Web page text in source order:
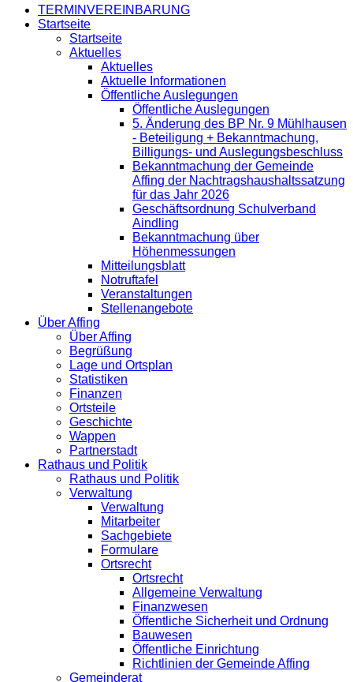
TERMINVEREINBARUNG
Startseite
Startseite
Aktuelles
Aktuelles
Aktuelle Informationen
Öffentliche Auslegungen
Öffentliche Auslegungen
5. Änderung des BP Nr. 9 Mühlhausen
- Beteiligung + Bekanntmachung,
Billigungs- und Auslegungsbeschluss
Bekanntmachung der Gemeinde
Affing der Nachtragshaushaltssatzung
für das Jahr 2026
Geschäftsordnung Schulverband
Aindling
Bekanntmachung über
Höhenmessungen
Mitteilungsblatt
Notruftafel
Veranstaltungen
Stellenangebote
Über Affing
Über Affing
Begrüßung
Lage und Ortsplan
Statistiken
Finanzen
Ortsteile
Geschichte
Wappen
Partnerstadt
Rathaus und Politik
Rathaus und Politik
Verwaltung
Verwaltung
Mitarbeiter
Sachgebiete
Formulare
Ortsrecht
Ortsrecht
Allgemeine Verwaltung
Finanzwesen
Öffentliche Sicherheit und Ordnung
Bauwesen
Öffentliche Einrichtung
Richtlinien der Gemeinde Affing
Gemeinderat